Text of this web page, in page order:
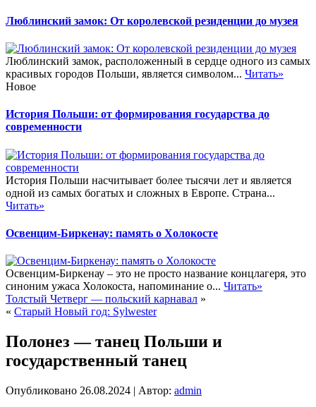
Люблинский замок: От королевской резиденции до музея
Люблинский замок, расположенный в сердце одного из самых
красивых городов Польши, является символом... Читать»
Новое
История Польши: от формирования государства до
современности
История Польши насчитывает более тысячи лет и является
одной из самых богатых и сложных в Европе. Страна...
Читать»
Освенцим-Биркенау: память о Холокосте
Освенцим-Биркенау – это не просто название концлагеря, это
синоним ужаса Холокоста, напоминание о... Читать»
Толстый Четверг — польский карнавал »
« Старый Новый год: Sylwester
Полонез — танец Польши и
государственный танец
Опубликовано 26.08.2024 | Автор: admin